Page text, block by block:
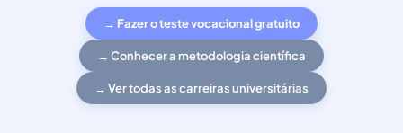
→ Fazer o teste vocacional gratuito
→ Conhecer a metodologia científica
→ Ver todas as carreiras universitárias